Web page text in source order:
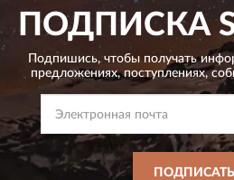
ПОДПИСКА
Подпишись, чтобы получать
предложениях,поступлениях,